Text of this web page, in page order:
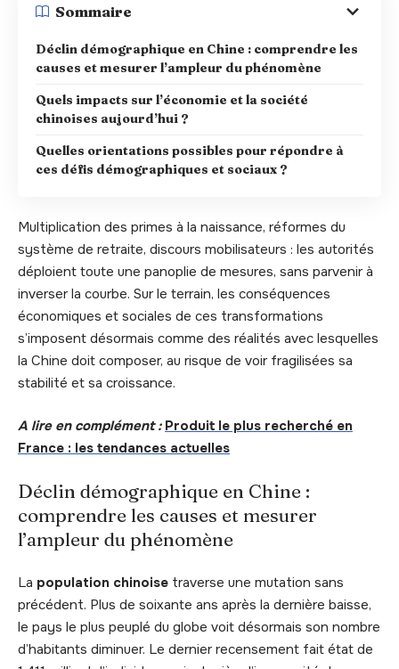
Sommaire
Déclin démographique en Chine : comprendre les
causes et mesurer l’ampleur du phénomène
Quels impacts sur l’économie et la société
chinoises aujourd’hui ?
Quelles orientations possibles pour répondre à
ces défis démographiques et sociaux ?
Multiplication des primes à la naissance, réformes du
système de retraite, discours mobilisateurs : les autorités
déploient toute une panoplie de mesures, sans parvenir à
inverser la courbe. Sur le terrain, les conséquences
économiques et sociales de ces transformations
s’imposent désormais comme des réalités avec lesquelles
la Chine doit composer, au risque de voir fragilisées sa
stabilité et sa croissance.
A lire en complément : Produit le plus recherché en
France : les tendances actuelles
Déclin démographique en Chine :
comprendre les causes et mesurer
l’ampleur du phénomène
La population chinoise traverse une mutation sans
précédent. Plus de soixante ans après la dernière baisse,
le pays le plus peuplé du globe voit désormais son nombre
d’habitants diminuer. Le dernier recensement fait état de